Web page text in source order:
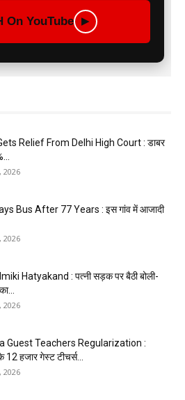
On YouTube ▶
Relief From Delhi High Court : डाबर
2026
Bus After 77 Years : इस गांव में आजादी
2026
Hatyakand : पत्नी सड़क पर बैठी बोली-
2026
Guest Teachers Regularization :
12 हजार गेस्ट टीचर्स...
2026